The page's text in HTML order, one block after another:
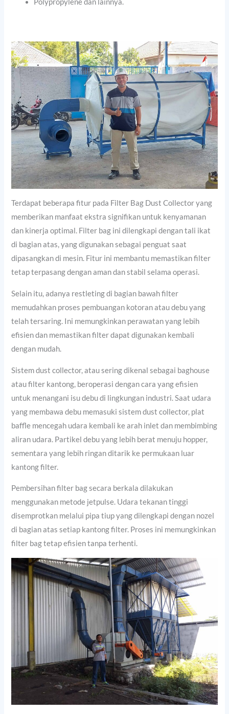
Polypropylene dan lainnya.
Terdapat beberapa fitur pada Filter Bag Dust Collector yang
memberikan manfaat ekstra signifikan untuk kenyamanan
dan kinerja optimal. Filter bag ini dilengkapi dengan tali ikat
di bagian atas, yang digunakan sebagai penguat saat
dipasangkan di mesin. Fitur ini membantu memastikan filter
tetap terpasang dengan aman dan stabil selama operasi.
Selain itu, adanya restleting di bagian bawah filter
memudahkan proses pembuangan kotoran atau debu yang
telah tersaring. Ini memungkinkan perawatan yang lebih
efisien dan memastikan filter dapat digunakan kembali
dengan mudah.
Sistem dust collector, atau sering dikenal sebagai baghouse
atau filter kantong, beroperasi dengan cara yang efisien
untuk menangani isu debu di lingkungan industri. Saat udara
yang membawa debu memasuki sistem dust collector, plat
baffle mencegah udara kembali ke arah inlet dan membimbing
aliran udara. Partikel debu yang lebih berat menuju hopper,
sementara yang lebih ringan ditarik ke permukaan luar
kantong filter.
Pembersihan filter bag secara berkala dilakukan
menggunakan metode jetpulse. Udara tekanan tinggi
disemprotkan melalui pipa tiup yang dilengkapi dengan nozel
di bagian atas setiap kantong filter. Proses ini memungkinkan
filter bag tetap efisien tanpa terhenti.